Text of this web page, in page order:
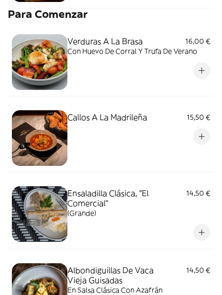
Para Comenzar
Verduras A La Brasa
16,00 €
Con Huevo De Corral Y Trufa De Verano
Callos A La Madrileña 15,50 €
Ensaladilla Clásica, "El
Comercial"
14,50 €
(Grande)
Albondiguillas De Vaca
Vieja Guisadas
14,50 €
En Salsa Clásica Con Azafrán